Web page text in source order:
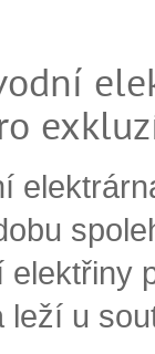
elektřiny
leží u